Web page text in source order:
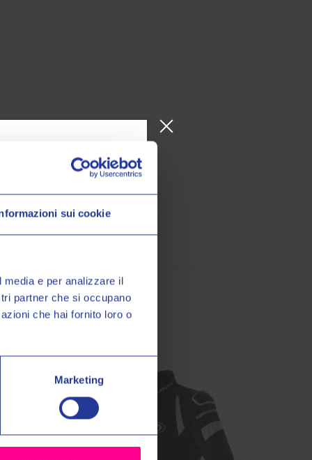
sui cookie
e per analizzare il
partner che si occupano
che hai fornito loro o
Marketing
Valeri Sport